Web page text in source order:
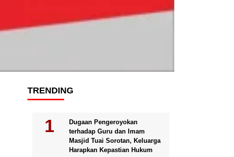
TRENDING
Dugaan Pengeroyokan
terhadap Guru dan Imam
Masjid Tuai Sorotan, Keluarga
Harapkan Kepastian Hukum